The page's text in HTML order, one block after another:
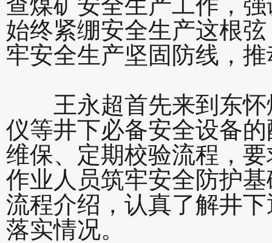
始终紧绷安全生产这根
牢安全生产坚固防线，
王永超首先来到东怀
仪等井下必备安全设备
维保、定期校验流程，
作业人员筑牢安全防护
流程介绍，认真了解井
落实情况。